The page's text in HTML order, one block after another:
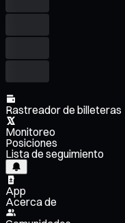
Rastreador de billeteras
Monitoreo
Posiciones
Lista de seguimiento
App
Acerca de